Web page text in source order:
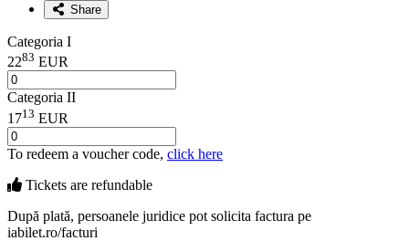
Share
Categoria I
2283 EUR
Categoria II
1713 EUR
To redeem a voucher code, click here
Tickets are refundable
După plată, persoanele juridice pot solicita factura pe
iabilet.ro/facturi